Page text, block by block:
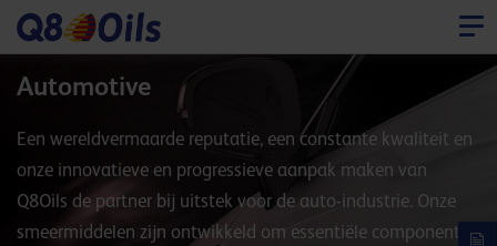
Automotive
Een wereldvermaarde reputatie, een constante kwaliteit en
onze innovatieve en progressieve aanpak maken van
Q8Oils de partner bij uitstek voor de auto-industrie. Onze
smeermiddelen zijn ontwikkeld om essentiële componenten